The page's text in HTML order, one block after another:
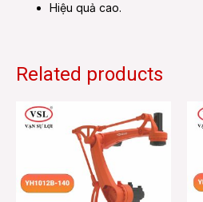
Hiệu quả cao.
Related products